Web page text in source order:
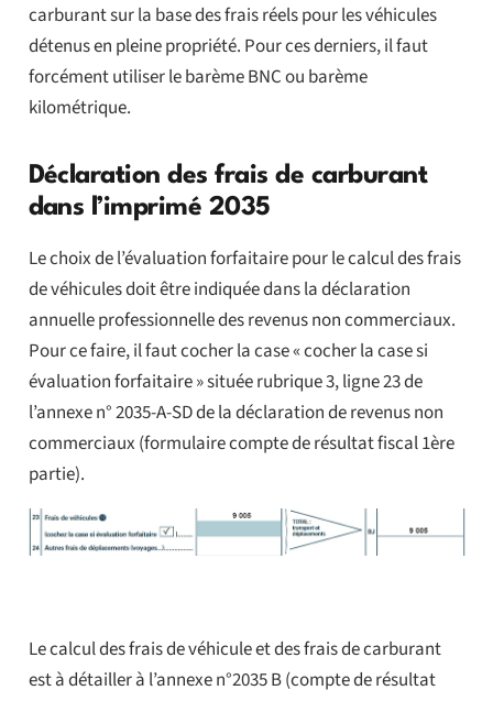
carburant sur la base des frais réels pour les véhicules
détenus en pleine propriété. Pour ces derniers, il faut
forcément utiliser le barème BNC ou barème
kilométrique.
Déclaration des frais de carburant
dans l’imprimé 2035
Le choix de l’évaluation forfaitaire pour le calcul des frais
de véhicules doit être indiquée dans la déclaration
annuelle professionnelle des revenus non commerciaux.
Pour ce faire, il faut cocher la case « cocher la case si
évaluation forfaitaire » située rubrique 3, ligne 23 de
l’annexe n° 2035-A-SD de la déclaration de revenus non
commerciaux (formulaire compte de résultat fiscal 1ère
partie).
Le calcul des frais de véhicule et des frais de carburant
est à détailler à l’annexe n°2035 B (compte de résultat